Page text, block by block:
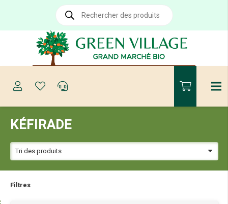
Recherche
produits
KÉFIRADE
Filtres